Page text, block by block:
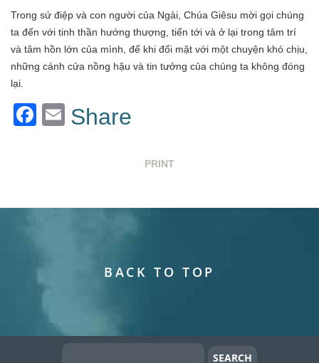
Trong sứ điệp và con người của Ngài, Chúa Giêsu mời gọi chúng
ta đến với tinh thần hướng thượng, tiến tới và ở lại trong tâm trí
và tâm hồn lớn của mình, để khi đối mặt với một chuyện khó chịu,
những cánh cửa nồng hậu và tin tưởng của chúng ta không đóng
lại.
Facebook
Email
Share
PRINT
BACK TO TOP